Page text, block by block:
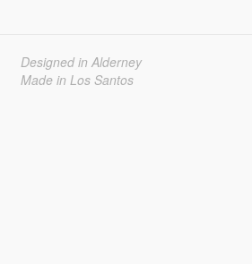
Designed in Alderney
Made in Los Santos